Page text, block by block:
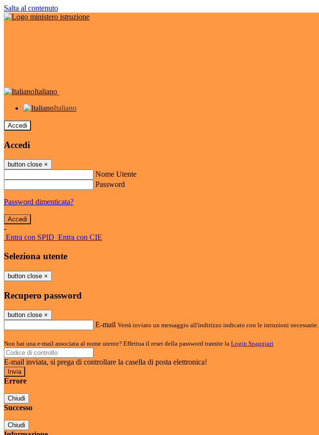
Salta al contenuto
Italiano
Italiano
Accedi
Accedi
button close ×
Nome Utente
Password
Password dimenticata?
-
Entra con SPID Entra con CIE
Seleziona utente
button close ×
Recupero password
button close ×
E-mail Verrà inviato un messaggio all'indirizzo indicato con le istruzioni necessarie.
Non hai una e-mail associata al nome utente? Effettua il reset della password tramite la Login Spaggiari
E-mail inviata, si prega di controllare la casella di posta elettronica!
Errore
Chiudi
Successo
Chiudi